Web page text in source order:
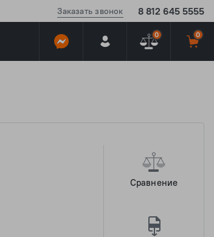
Заказать звонок 8 812 645 5555
0 0
Сравнение